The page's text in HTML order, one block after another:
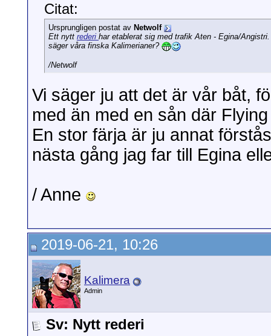
Citat:
Ursprungligen postat av Netwolf
Ett nytt rederi har etablerat sig med trafik Aten - Egina/
säger våra finska Kalimerianer?
/Netwolf
Vi säger ju att det är vår båt,
med än med en sån där
En stor färja är ju annat
nästa gång jag far till Egina
/ Anne
2019-06-21, 10:26
Kalimera
Admin
Sv: Nytt rederi